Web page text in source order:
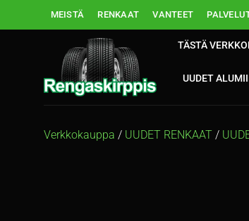
MEISTÄ RENKAAT VANTEET
TÄSTÄ
UUDET
Verkkokauppa / UUDET RENKAAT /